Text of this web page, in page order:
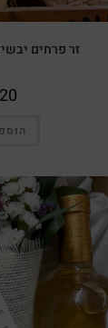
זר פרחים